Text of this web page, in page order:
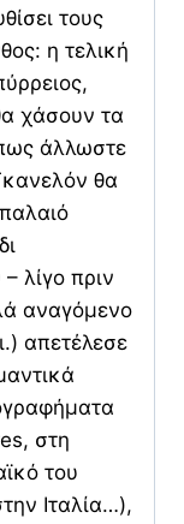
τους
η τελική
χάσουν τα
άλλωστε
θα
λίγο πριν
αναγόμενο
απετέλεσε
στη
του
Ιταλία…),